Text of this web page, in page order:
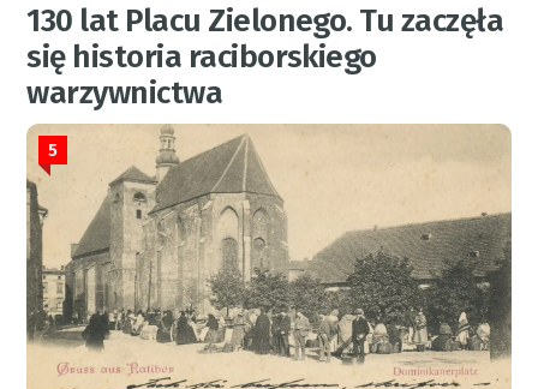
130 lat Placu Zielonego. Tu zaczęła
się historia raciborskiego
warzywnictwa
5